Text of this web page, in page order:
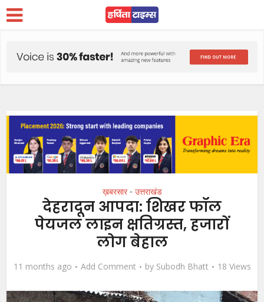
ख़बरसार • उत्तराखंड
देहरादून आपदा: शिखर फॉल
पेयजल लाइन क्षतिग्रस्त, हजारों
लोग बेहाल
11 months ago Add Comment by Subodh Bhatt 18 Views